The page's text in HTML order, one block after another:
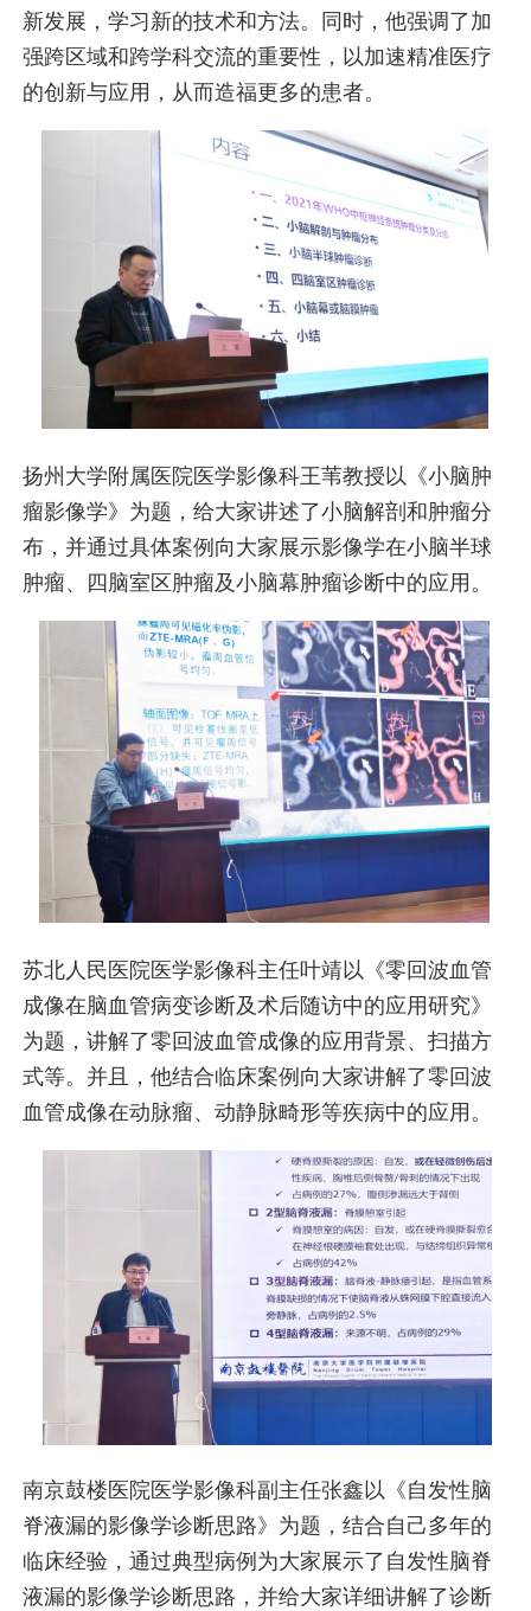
新发展，学习新的技术和方法。同时，他强调了加
强跨区域和跨学科交流的重要性，以加速精准医疗
的创新与应用，从而造福更多的患者。
扬州大学附属医院医学影像科王苇教授以《小脑肿
瘤影像学》为题，给大家讲述了小脑解剖和肿瘤分
布，并通过具体案例向大家展示影像学在小脑半球
肿瘤、四脑室区肿瘤及小脑幕肿瘤诊断中的应用。
苏北人民医院医学影像科主任叶靖以《零回波血管
成像在脑血管病变诊断及术后随访中的应用研究》
为题，讲解了零回波血管成像的应用背景、扫描方
式等。并且，他结合临床案例向大家讲解了零回波
血管成像在动脉瘤、动静脉畸形等疾病中的应用。
南京鼓楼医院医学影像科副主任张鑫以《自发性脑
脊液漏的影像学诊断思路》为题，结合自己多年的
临床经验，通过典型病例为大家展示了自发性脑脊
液漏的影像学诊断思路，并给大家详细讲解了诊断